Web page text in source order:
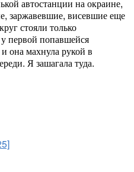
автостанции на окраине,
заржавевшие, висевшие еще
стояли только
первой попавшейся
она махнула рукой в
Я зашагала туда.